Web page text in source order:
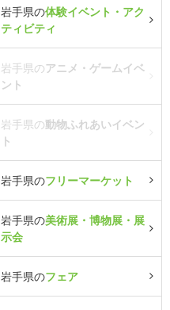
岩手県の体験イベント・アク
ティビティ
岩手県のアニメ・ゲームイベ
ント
岩手県の動物ふれあいイベン
ト
岩手県のフリーマーケット
岩手県の美術展・博物展・展
示会
岩手県のフェア